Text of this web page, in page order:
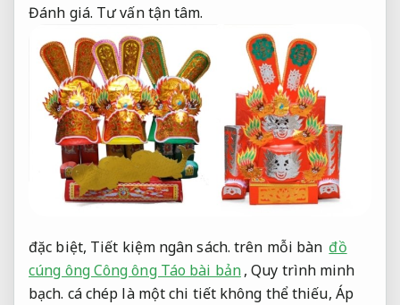
Đánh giá. Tư vấn tận tâm.
đặc biệt, Tiết kiệm ngân sách. trên mỗi bàn đồ
cúng ông Công ông Táo bài bản,Quy trình minh
bạch. cá chép là một chi tiết không thể thiếu, Áp